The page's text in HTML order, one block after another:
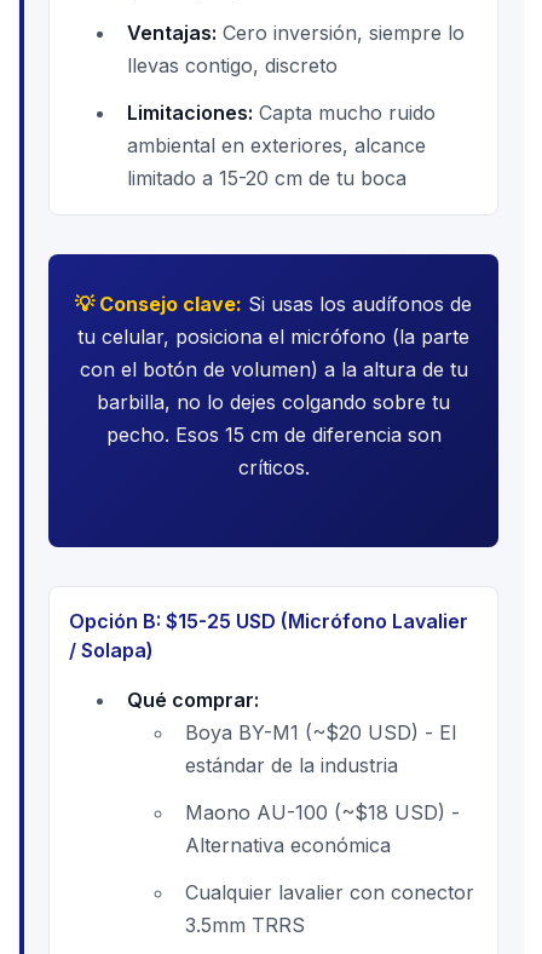
Ventajas: Cero inversión, siempre lo
llevas contigo, discreto
Limitaciones: Capta mucho ruido
ambiental en exteriores, alcance
limitado a 15-20 cm de tu boca
💡 Consejo clave: Si usas los audífonos de
tu celular, posiciona el micrófono (la parte
con el botón de volumen) a la altura de tu
barbilla, no lo dejes colgando sobre tu
pecho. Esos 15 cm de diferencia son
críticos.
Opción B: $15-25 USD (Micrófono Lavalier
/ Solapa)
Qué comprar:
Boya BY-M1 (~$20 USD) - El
estándar de la industria
Maono AU-100 (~$18 USD) -
Alternativa económica
Cualquier lavalier con conector
3.5mm TRRS